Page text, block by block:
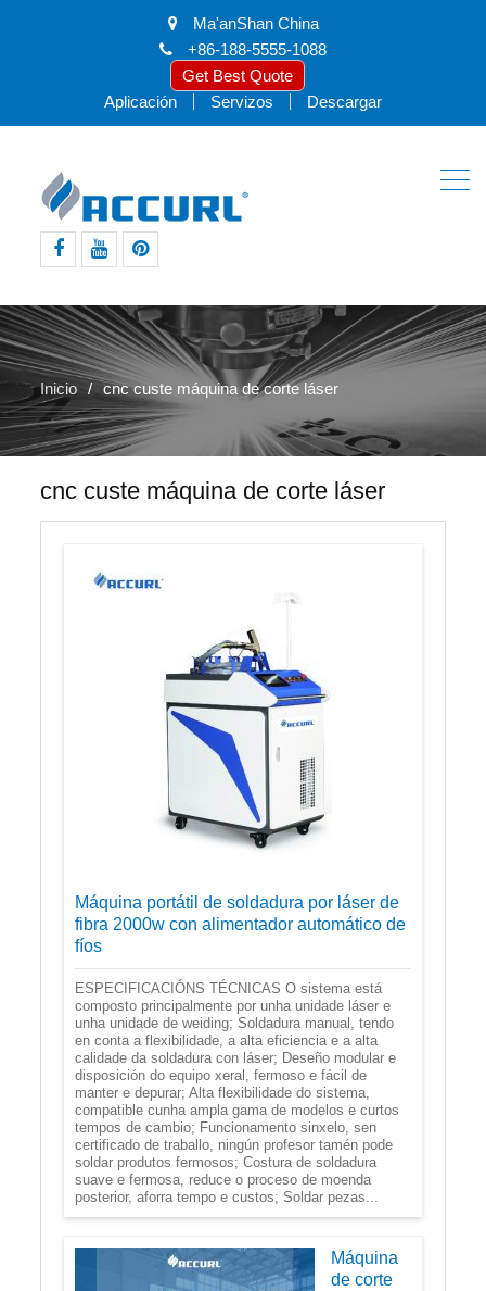
Ma'anShan China
+86-188-5555-1088
Get Best Quote
Aplicación
Servizos Descargar
Inicio cnc custe máquina de corte láser
cnc custe máquina de corte láser
Máquina portátil de soldadura por láser de
fibra 2000w con alimentador automático de
fíos
ESPECIFICACIÓNS TÉCNICAS O sistema está
composto principalmente por unha unidade láser e
unha unidade de weiding; Soldadura manual, tendo
en conta a flexibilidade, a alta eficiencia e a alta
calidade da soldadura con láser; Deseño modular e
disposición do equipo xeral, fermoso e fácil de
manter e depurar; Alta flexibilidade do sistema,
compatible cunha ampla gama de modelos e curtos
tempos de cambio; Funcionamento sinxelo, sen
certificado de traballo, ningún profesor tamén pode
soldar produtos fermosos; Costura de soldadura
suave e fermosa, reduce o proceso de moenda
posterior, aforra tempo e custos; Soldar pezas...
Máquina
de corte